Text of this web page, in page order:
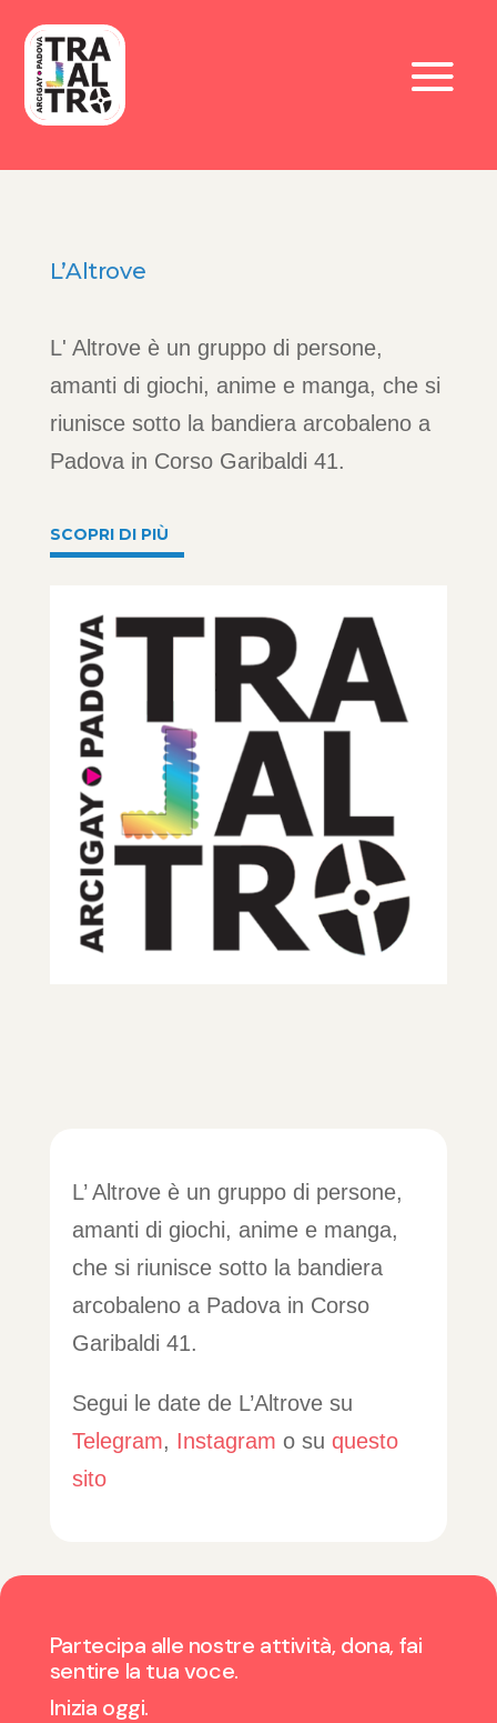
L’Altrove
L' Altrove è un gruppo di persone,
amanti di giochi, anime e manga, che si
riunisce sotto la bandiera arcobaleno a
Padova in Corso Garibaldi 41.
SCOPRI DI PIÙ
L’ Altrove è un gruppo di persone,
amanti di giochi, anime e manga,
che si riunisce sotto la bandiera
arcobaleno a Padova in Corso
Garibaldi 41.
Segui le date de L’Altrove su
Telegram, Instagram o su questo
sito
Partecipa alle nostre attività, dona, fai
sentire la tua voce.
Inizia oggi.